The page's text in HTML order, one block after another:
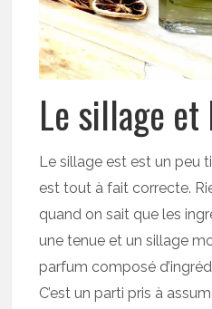
Le sillage et
Le sillage est est un peu
est tout à fait correcte.
quand on sait que les
une tenue et un sillage
parfum composé
C’est un parti pris à